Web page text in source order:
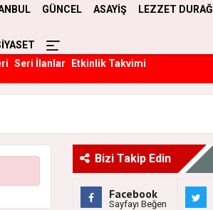
GÜNCEL ASAYİŞ LEZZET DURAĞI
Seri İlanlar
Etkinlik Takvimi
Bizi Takip Edin
Facebook
Sayfayı Beğen